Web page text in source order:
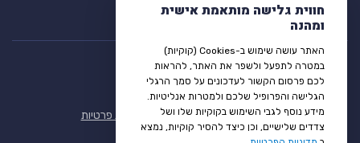
חווית גלישה מותאמת אישית
ומהנה
האתר עושה שימוש ב-Cookies (קוקיות)
במטרה לתפעל ולשפר את האתר, להראות
לכם פרסום הקשור לעדכונים על סמך הרגלי
הגלישה והפרופיל שלכם ולמטרות אנליטיות.
מידע נוסף לגבי השימוש בקוקיות שלו ושל
צדדים שלישיים, וכן כיצד להסיר קוקיות, נמצא
תנאי שימוש הצהרת נגישות מדיניות פרטיות